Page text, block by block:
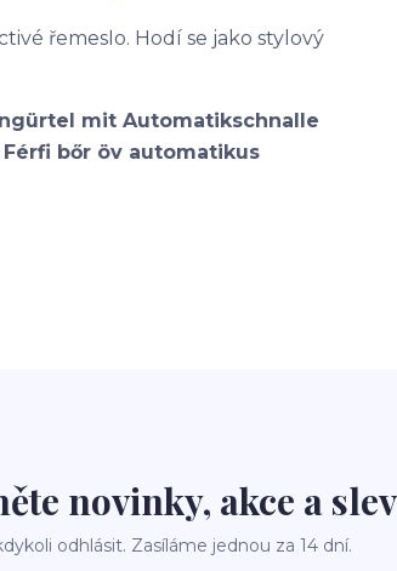
řemeslo. Hodí se jako stylový
mit Automatikschnalle
bőr öv automatikus
novinky, akce a
odhlásit. Zasíláme jednou za 14 dní.